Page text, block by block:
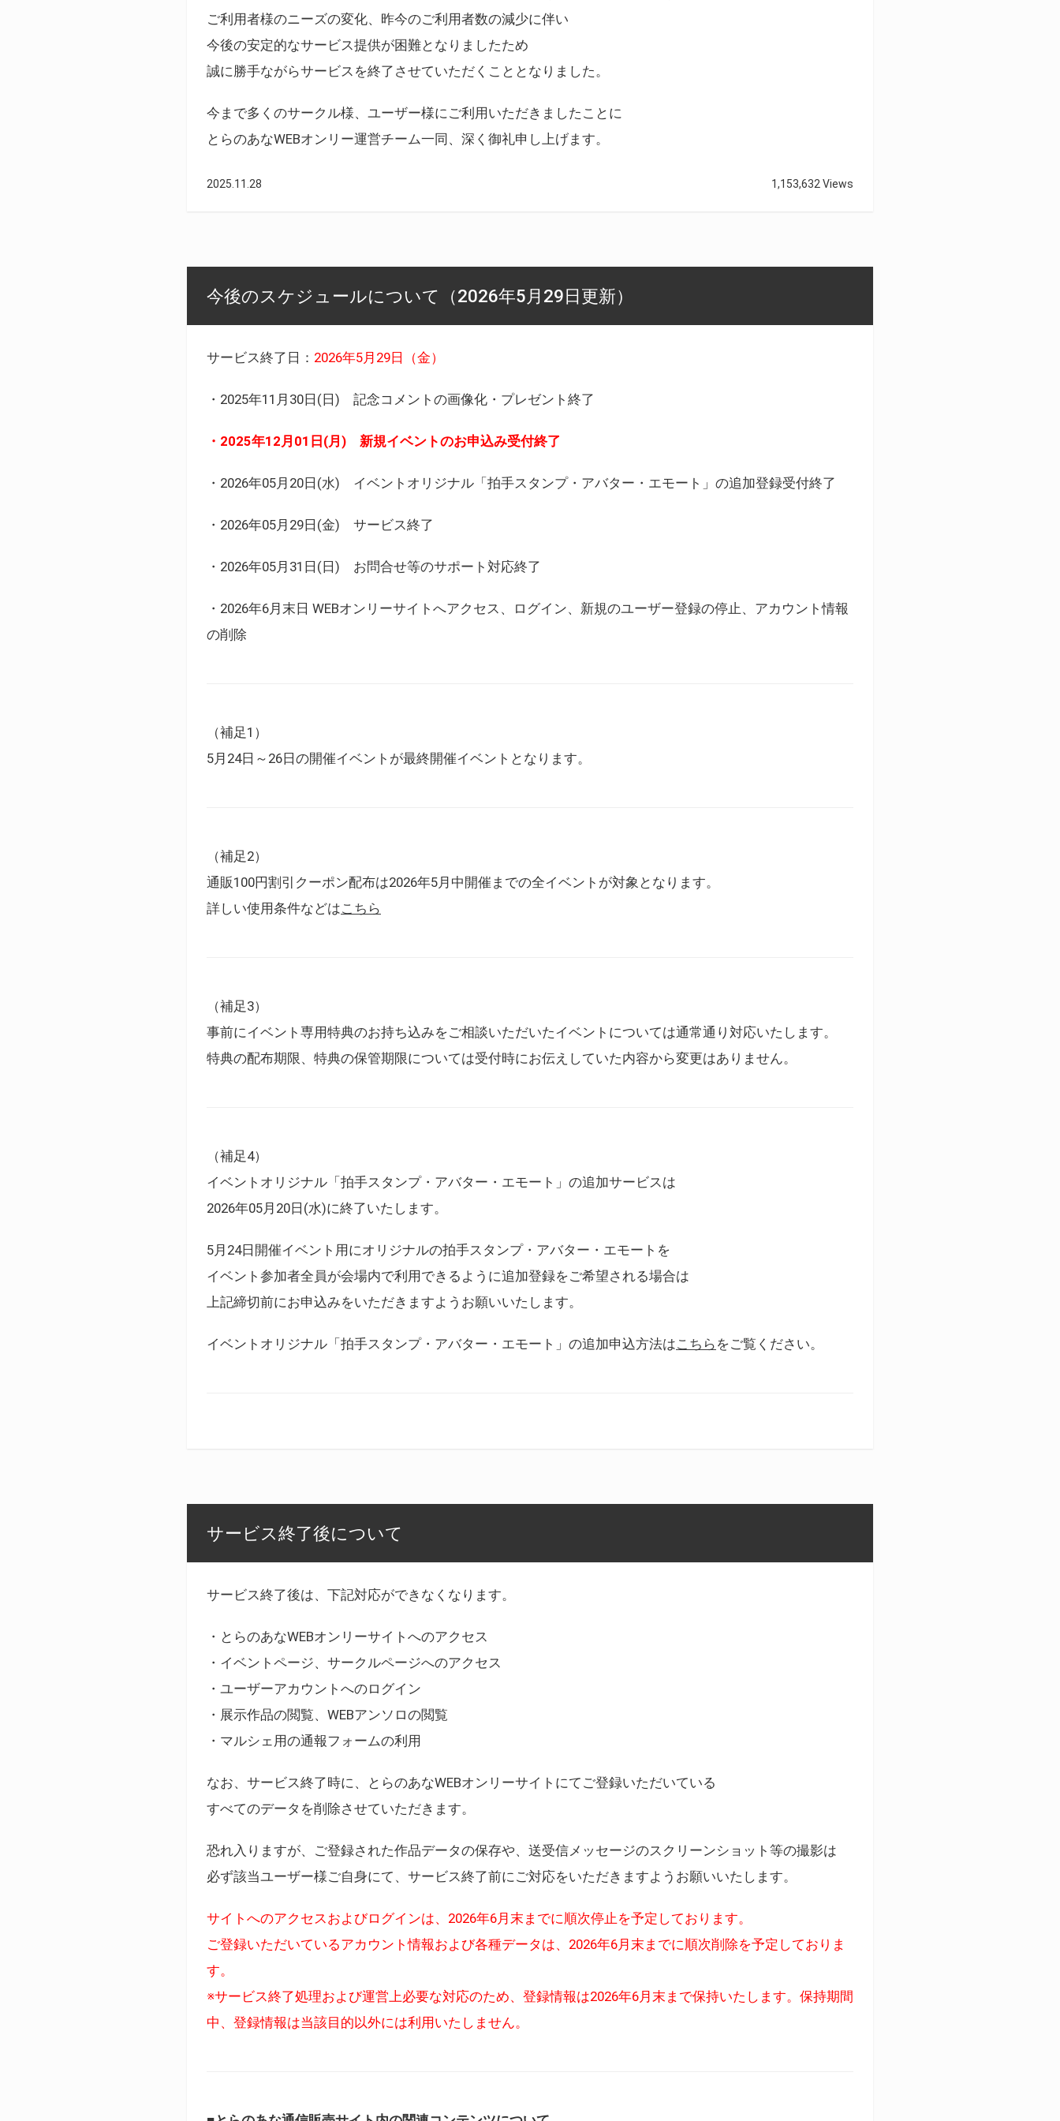
ご利用者様のニーズの変化、昨今のご利用者数の減少に伴い
今後の安定的なサービス提供が困難となりましたため
誠に勝手ながらサービスを終了させていただくこととなりました。
今まで多くのサークル様、ユーザー様にご利用いただきましたことに
とらのあなWEBオンリー運営チーム一同、深く御礼申し上げます。
2025.11.28 1,153,632 Views
今後のスケジュールについて（2026年5月29日更新）
サービス終了日： 2026年5月29日（金）
・2025年11月30日(日) 記念コメントの画像化・プレゼント終了
・2025年12月01日(月) 新規イベントのお申込み受付終了
・2026年05月20日(水) イベントオリジナル「拍手スタンプ・アバター・エモート」の追加登録受付終了
・2026年05月29日(金) サービス終了
・2026年05月31日(日) お問合せ等のサポート対応終了
・2026年6月末日 WEBオンリーサイトへアクセス、ログイン、新規のユーザー登録の停止、アカウント情報
の削除
（補足1）
5月24日～26日の開催イベントが最終開催イベントとなります。
（補足2）
通販100円割引クーポン配布は2026年5月中開催までの全イベントが対象となります。
詳しい使用条件などはこちら
（補足3）
事前にイベント専用特典のお持ち込みをご相談いただいたイベントについては通常通り対応いたします。
特典の配布期限、特典の保管期限については受付時にお伝えしていた内容から変更はありません。
（補足4）
イベントオリジナル「拍手スタンプ・アバター・エモート」の追加サービスは
2026年05月20日(水)に終了いたします。
5月24日開催イベント用にオリジナルの拍手スタンプ・アバター・エモートを
イベント参加者全員が会場内で利用できるように追加登録をご希望される場合は
上記締切前にお申込みをいただきますようお願いいたします。
イベントオリジナル「拍手スタンプ・アバター・エモート」の追加申込方法はこちら をご覧ください。
サービス終了後について
サービス終了後は、下記対応ができなくなります。
・とらのあなWEBオンリーサイトへのアクセス
・イベントページ、サークルページへのアクセス
・ユーザーアカウントへのログイン
・展示作品の閲覧、WEBアンソロの閲覧
・マルシェ用の通報フォームの利用
なお、サービス終了時に、とらのあなWEBオンリーサイトにてご登録いただいている
すべてのデータを削除させていただきます。
恐れ入りますが、ご登録された作品データの保存や、送受信メッセージのスクリーンショット等の撮影は
必ず該当ユーザー様ご自身にて、サービス終了前にご対応をいただきますようお願いいたします。
サイトへのアクセスおよびログインは、2026年6月末までに順次停止を予定しております。
ご登録いただいているアカウント情報および各種データは、2026年6月末までに順次削除を予定しておりま
す。
※サービス終了処理および運営上必要な対応のため、登録情報は2026年6月末まで保持いたします。保持期間
中、登録情報は当該目的以外には利用いたしません。